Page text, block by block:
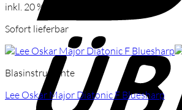
inkl. 20 % MwSt.
Sofort lieferbar
Blasinstrumente
Lee Oskar Major Diatonic F Bluesharp